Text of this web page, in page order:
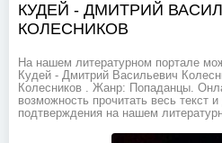
КУДЕЙ - ДМИТРИЙ
КОЛЕСНИКОВ
На нашем литературном портале
Кудей - Дмитрий Васильевич
Колесников . Жанр: Попаданцы.
возможность прочитать весь текст
подтверждения на нашем